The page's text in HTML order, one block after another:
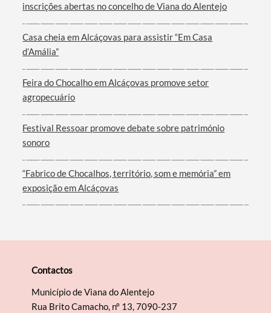
inscrições abertas no concelho de Viana do Alentejo
Casa cheia em Alcáçovas para assistir “Em Casa
d’Amália”
Feira do Chocalho em Alcáçovas promove setor
agropecuário
Festival Ressoar promove debate sobre património
sonoro
“Fabrico de Chocalhos, território, som e memória” em
exposição em Alcáçovas
Contactos
Município de Viana do Alentejo
Rua Brito Camacho, nº 13, 7090-237